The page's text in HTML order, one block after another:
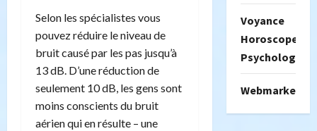
Selon les spécialistes vous
pouvez réduire le niveau de
bruit causé par les pas jusqu’à
13 dB. D’une réduction de
seulement 10 dB, les gens sont
moins conscients du bruit
aérien qui en résulte – une
Voyance
Horoscope
Psychologie
Webmarketing